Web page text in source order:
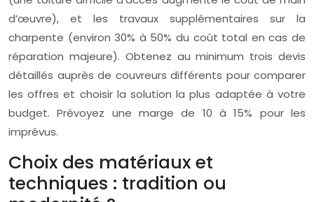
d’œuvre), et les travaux supplémentaires sur la
charpente (environ 30% à 50% du coût total en cas de
réparation majeure). Obtenez au minimum trois devis
détaillés auprès de couvreurs différents pour comparer
les offres et choisir la solution la plus adaptée à votre
budget. Prévoyez une marge de 10 à 15% pour les
imprévus.
Choix des matériaux et
techniques : tradition ou